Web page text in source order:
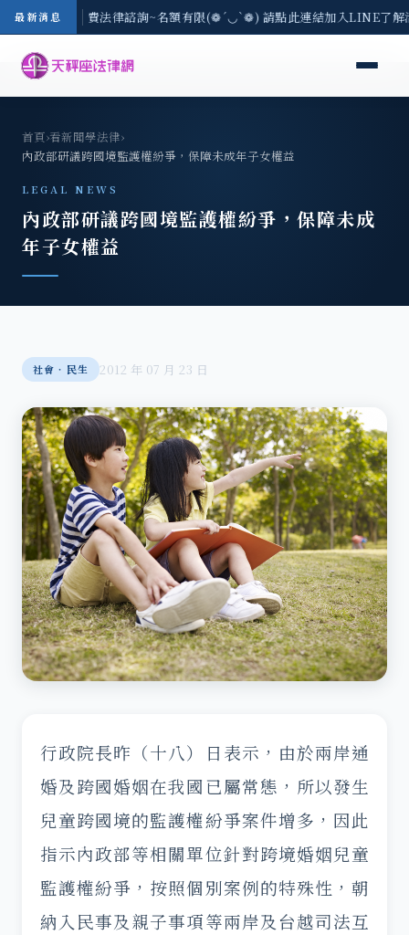
最新消息
3(一) 現場免費法律諮詢~名額有限(❁´◡`❁) 請點此連結加入LINE了
首頁›看新聞學法律›
內政部研議跨國境監護權紛爭，保障未成年子女權益
LEGAL NEWS
內政部研議跨國境監護權紛爭，保障未成
年子女權益
社會‧民生 2012 年 07 月 23 日
行政院長昨（十八）日表示，由於兩岸通
婚及跨國婚姻在我國已屬常態，所以發生
兒童跨國境的監護權紛爭案件增多，因此
指示內政部等相關單位針對跨境婚姻兒童
監護權紛爭，按照個別案例的特殊性，朝
納入民事及親子事項等兩岸及台越司法互